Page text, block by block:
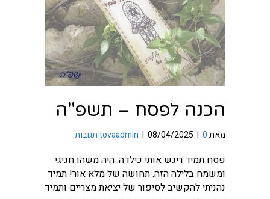
הכנה לפסח – תשפ"ה
מאת tovaadmin | 08/04/2025 | 0 תגובות
פסח תמיד ריגש אותי כילדה. היה משהו חגיגי
ומשמח בלילה הזה. תחושה של מלא אור! תמיד
נהניתי להקשיב לסיפור של יציאת מצריים ותמיד